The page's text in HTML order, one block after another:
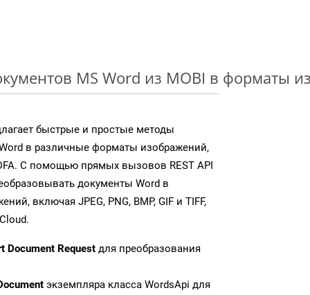
MS Word из MOBI в форматы
быстрые и простые методы
в различные форматы изображений,
С помощью прямых вызовов REST API
документы Word в
включая JPEG, PNG, BMP, GIF и TIFF,
Document Request для преобразования
экземпляра класса WordsApi для